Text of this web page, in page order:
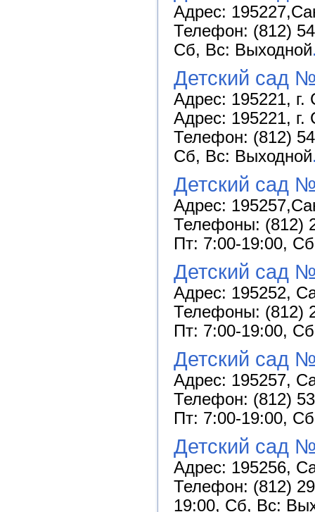
Адрес:
Телефон: (812)
Сб, Вс: Выходной
Детский сад
Адрес: 195221, г.
Адрес: 195221, г.
Телефон: (812)
Сб, Вс: Выходной
Детский сад
Адрес:
Телефоны: (812)
Пт: 7:00-19:00,
Детский сад
Адрес: 195252,
Телефоны: (812)
Пт: 7:00-19:00,
Детский сад
Адрес: 195257,
Телефон: (812)
Пт: 7:00-19:00,
Детский сад
Адрес: 195256,
Телефон: (812)
19:00, Сб, Вс: